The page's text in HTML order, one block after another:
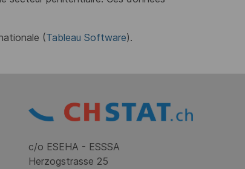
(Tableau Software).
c/o ESEHA - ESSSA
Herzogstrasse 25